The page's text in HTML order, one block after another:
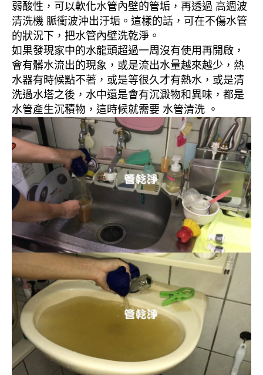
弱酸性，可以軟化水管內壁的管垢，再透過 高週波
清洗機 脈衝波沖出汙垢。這樣的話，可在不傷水管
的狀況下，把水管內壁洗乾淨。
如果發現家中的水龍頭超過一周沒有使用再開啟，
會有髒水流出的現象，或是流出水量越來越少，熱
水器有時候點不著，或是等很久才有熱水，或是清
洗過水塔之後，水中還是會有沉澱物和異味，都是
水管產生沉積物，這時候就需要 水管清洗 。